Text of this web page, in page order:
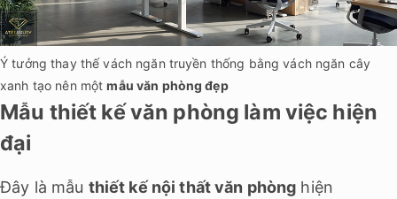
Ý tưởng thay thế vách ngăn truyền thống bằng vách ngăn cây
xanh tạo nên mộtmẫu văn phòng đẹp
Mẫu thiết kế văn phòng làm việc hiện
đại
Đây là mẫu thiết kế nội thất văn phòng hiện